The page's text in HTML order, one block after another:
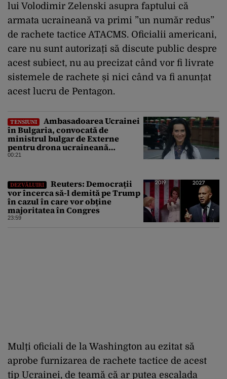
lui Volodimir Zelenski asupra faptului că
armata ucraineană va primi ”un număr redus”
de rachete tactice ATACMS. Oficialii americani,
care nu sunt autorizați să discute public despre
acest subiect, nu au precizat când vor fi livrate
sistemele de rachete și nici când va fi anunțat
acest lucru de Pentagon.
TENSIUNI
Ambasadoarea Ucrainei
în Bulgaria, convocată de
ministrul bulgar de Externe
pentru drona ucraineană
prăbușită în apropierea
00:21
DEZVĂLUIRI
Reuters: Democrații
vor încerca să-l demită pe Trump
în cazul în care vor obține
majoritatea în Congres
23:59
Mulți oficiali de la Washington au ezitat să
aprobe furnizarea de rachete tactice de acest
tip Ucrainei, de teamă că ar putea escalada